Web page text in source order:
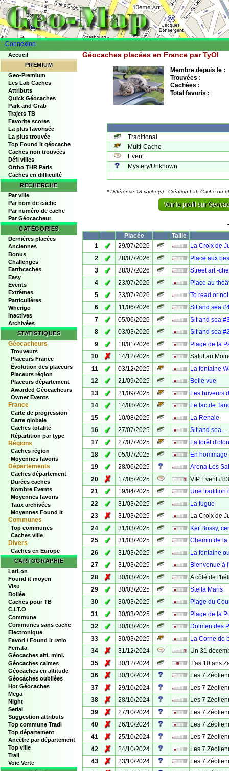
Connexion
Accueil
PREMIUM
Geo-Premium
Les Lab Caches
Attributs
Quick Géocaches
Park and Grab
Trajets TB
Favorite scores
La plus favorisée
La plus trouvée
Top Found it géocache
Caches non trouvées
Défi villes
Ortho THR Paris
Caches en difficulté
RECHERCHE
Par ville
Par nom de cache
Par numéro de cache
Par Géocacheur
CATÉGORIES
Dernières placées
Anciennes
Bonus
Challenges
Earthcaches
Easy
Events
Extrêmes
Particulières
Wherigo
Inactives
Archivées
STATISTIQUES
Géocacheurs
Trouveurs
Placeurs France
Évolution des placeurs
Placeurs région
Placeurs département
Awarded Géocacheurs
Owner Events
France
Carte de progression
Carte globale
Caches totalité
Répartition par type
Régions
Caches région
Moyennes favoris
Départements
Caches département
Durées caches
Nombre Events
Moyennes favoris
Taux archivées
Moyennes Found It
Communes
Top communes
Caches ville
Divers
Caches en Europe
CARTOGRAPHIE
LatLon
Found it moyen
Visu
Bollée
Caches pour TB
C.I.T.O
Commune
Communes sans cache
Electronique
Favori / Found it ratio
Ferrata
Géocaches alti. mini.
Géocaches calmes
Géocaches en altitude
Géocaches oubliées
Hot Géocaches
Mega
Night
Serial
Suggestion attributs
Top commune Tradi
Top département
Ancêtre par département
Top ville
Trail
Voie Verte
Géocaches placées en France par TyOl
Membre depuis le :
Trouvées :
Cachées :
Total favoris :
Traditional
Multi-Cache
Event
Mystery/Unknown
* Différence 18 cache(s) - Création Lab Cache ou
Voir le profil sur
Placée
Taille
1
✓ 29/07/2026
La Croix de
2
✓ 28/07/2026
Place aux
3
✓ 28/07/2026
Street art -
4
✓ 23/07/2026
Place au
5
✓ 23/07/2026
To read or
6
✓ 11/06/2026
Sit and sea
7
✓ 05/06/2026
Sit and sea
8
✓ 03/03/2026
Sit and sea
9
✓ 18/01/2026
Plage de la
10
✗ 14/12/2025
Salut au
11
✓ 03/12/2025
La fontaine
12
✓ 21/09/2025
Belle vue
13
✓ 21/09/2025
Les buveurs
14
✓ 14/08/2025
Le lac de
15
✓ 10/08/2025
La Renaie
16
✓ 27/07/2025
Sit and sea...
17
✓ 27/07/2025
La forêt
18
✓ 05/07/2025
En
19
✓ 28/06/2025
Arena Les
20
✗ 17/05/2025
VIP Event #83
21
✓ 19/04/2025
Une tradition
22
✓ 31/03/2025
La fugue
23
✗ 31/03/2025
La Croix de
24
✓ 31/03/2025
Ker Bossy,
25
✓ 31/03/2025
Chemin de la
26
✓ 31/03/2025
La fontaine
27
✓ 31/03/2025
Bienvenue à
28
✗ 30/03/2025
A côté de
29
✓ 30/03/2025
Stella Maris
30
✓ 30/03/2025
Plage du
31
✓ 30/03/2025
Plage de la
32
✓ 30/03/2025
Dolmen des
33
✓ 30/03/2025
La Corne de
34
✗ 31/12/2024
Un 31
35
✗ 30/12/2024
T'as 10 ans
36
✗ 30/10/2024
Les 7
37
✗ 29/10/2024
Les 7
38
✗ 28/10/2024
Les 7
39
✗ 27/10/2024
Les 7
40
✗ 26/10/2024
Les 7
41
✗ 25/10/2024
Les 7
42
✗ 24/10/2024
Les 7
43
✗ 23/10/2024
Les 7